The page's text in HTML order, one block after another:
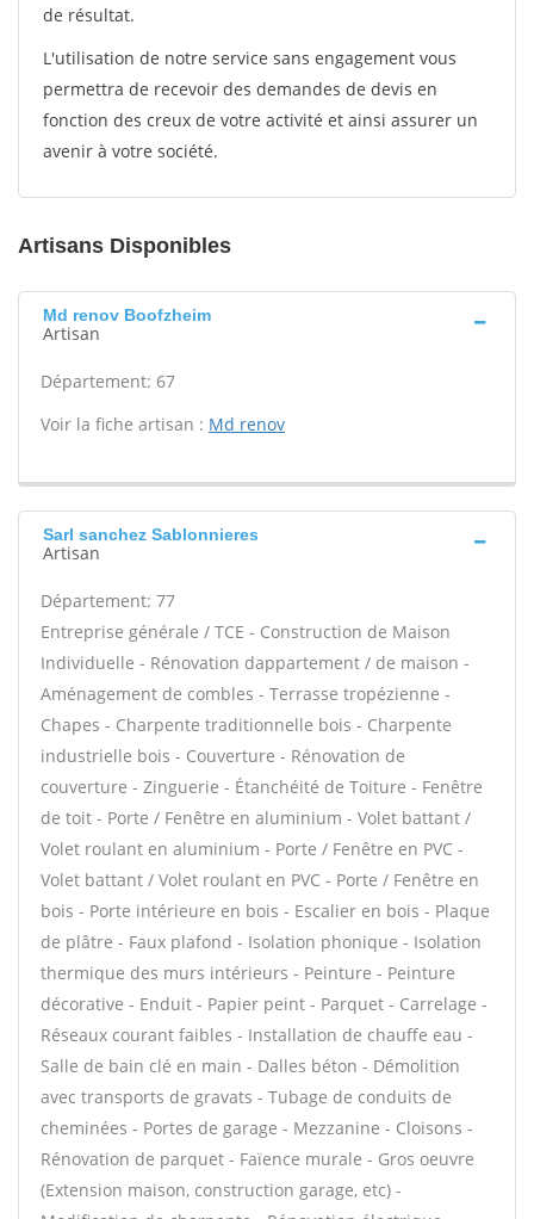
de résultat.
L'utilisation de notre service sans engagement vous
permettra de recevoir des demandes de devis en
fonction des creux de votre activité et ainsi assurer un
avenir à votre société.
Artisans Disponibles
Md renov Boofzheim
Artisan
Département: 67
Voir la fiche artisan : Md renov
Sarl sanchez Sablonnieres
Artisan
Département: 77
Entreprise générale / TCE - Construction de Maison
Individuelle - Rénovation dappartement / de maison -
Aménagement de combles - Terrasse tropézienne -
Chapes - Charpente traditionnelle bois - Charpente
industrielle bois - Couverture - Rénovation de
couverture - Zinguerie - Étanchéité de Toiture - Fenêtre
de toit - Porte / Fenêtre en aluminium - Volet battant /
Volet roulant en aluminium - Porte / Fenêtre en PVC -
Volet battant / Volet roulant en PVC - Porte / Fenêtre en
bois - Porte intérieure en bois - Escalier en bois - Plaque
de plâtre - Faux plafond - Isolation phonique - Isolation
thermique des murs intérieurs - Peinture - Peinture
décorative - Enduit - Papier peint - Parquet - Carrelage -
Réseaux courant faibles - Installation de chauffe eau -
Salle de bain clé en main - Dalles béton - Démolition
avec transports de gravats - Tubage de conduits de
cheminées - Portes de garage - Mezzanine - Cloisons -
Rénovation de parquet - Faïence murale - Gros oeuvre
(Extension maison, construction garage, etc) -